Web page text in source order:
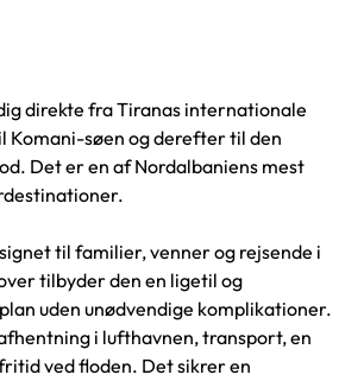
direkte fra Tiranas internationale
Komani-søen og derefter til den
Det er en af Nordalbaniens mest
til familier, venner og rejsende i
tilbyder den en ligetil og
uden unødvendige komplikationer.
i lufthavnen, transport, en
ved floden. Det sikrer en